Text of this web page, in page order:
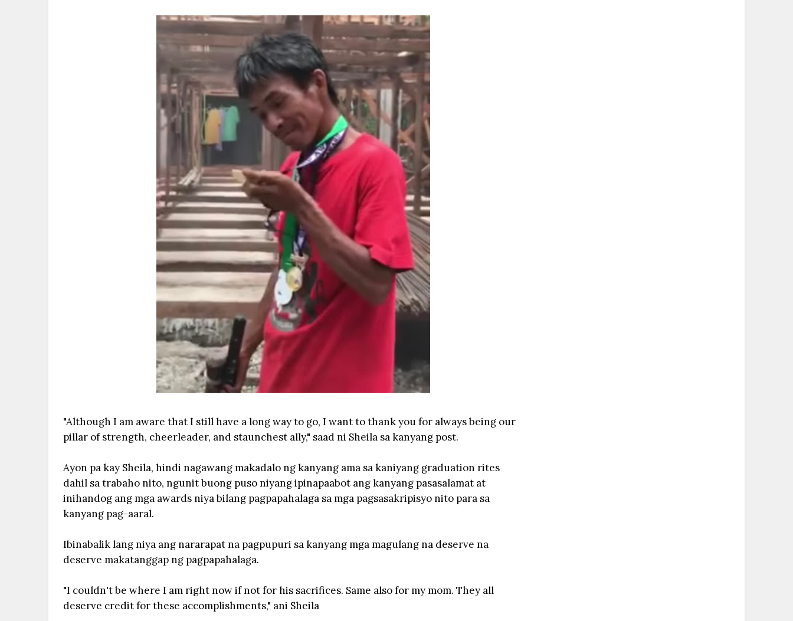
"Although I am aware that I still have a long way to go, I want to thank you for always being our
pillar of strength, cheerleader, and staunchest ally," saad ni Sheila sa kanyang post.
Ayon pa kay Sheila, hindi nagawang makadalo ng kanyang ama sa kaniyang graduation rites
dahil sa trabaho nito, ngunit buong puso niyang ipinapaabot ang kanyang pasasalamat at
inihandog ang mga awards niya bilang pagpapahalaga sa mga pagsasakripisyo nito para sa
kanyang pag-aaral.
Ibinabalik lang niya ang nararapat na pagpupuri sa kanyang mga magulang na deserve na
deserve makatanggap ng pagpapahalaga.
"I couldn't be where I am right now if not for his sacrifices. Same also for my mom. They all
deserve credit for these accomplishments," ani Sheila